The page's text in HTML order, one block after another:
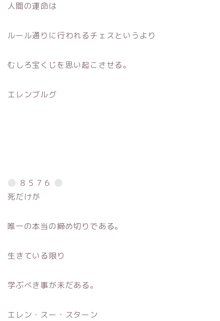
人間の運命は
ルール通りに行われるチェスというより
むしろ宝くじを思い起こさせる。
エレンブルグ
８５７６
死だけが
唯一の本当の締め切りである。
生きている限り
学ぶべき事が未だある。
エレン・スー・スターン